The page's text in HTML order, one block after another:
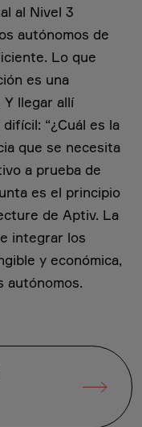
al Nivel 3
autónomos de
Lo que
es una
Y llegar allí
“¿Cuál es la
que se necesita
a prueba de
es el principio
de Aptiv. La
integrar los
y económica,
autónomos.